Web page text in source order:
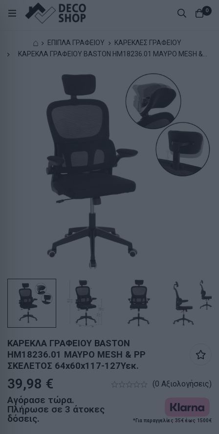
0
⌂ ΕΠΙΠΛΑ ΓΡΑΦΕΙΟΥ
ΚΑΡΕΚΛΕΣ ΓΡΑΦΕΙΟΥ
ΚΑΡΕΚΛΑ ΓΡΑΦΕΙΟΥ BASTON HM18236.01 ΜΑΥΡΟ MESH &
ΚΑΡΕΚΛΑ ΓΡΑΦΕΙΟΥ BASTON
HM18236.01 ΜΑΥΡΟ MESH & PP
ΣΚΕΛΕΤΟΣ 64x60x117-127Υεκ.
39,98 € (0 Αξιολογήσεις)
Αγόρασε τώρα.
Πλήρωσε σε 3 άτοκες
δόσεις.
*Για παραγγελίες 35€ έως 1500€